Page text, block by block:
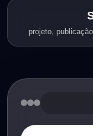
projeto,